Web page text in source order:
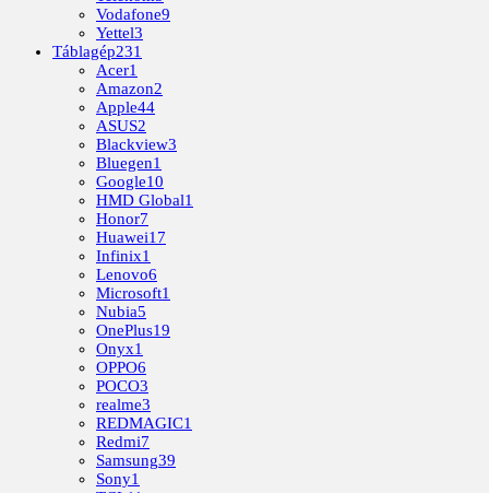
Vodafone9
Yettel3
Táblagép231
Acer1
Amazon2
Apple44
ASUS2
Blackview3
Bluegen1
Google10
HMD Global1
Honor7
Huawei17
Infinix1
Lenovo6
Microsoft1
Nubia5
OnePlus19
Onyx1
OPPO6
POCO3
realme3
REDMAGIC1
Redmi7
Samsung39
Sony1